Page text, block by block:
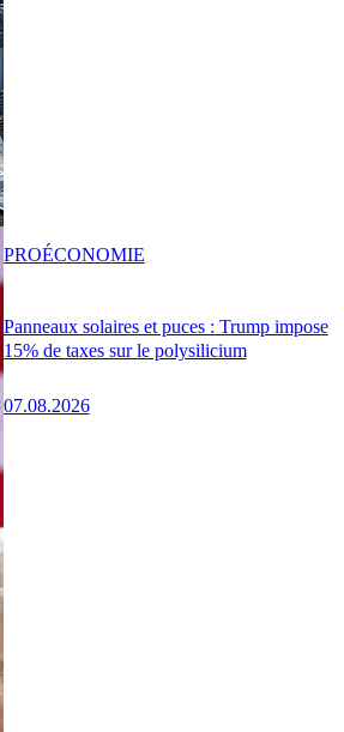
Panneaux solaires et puces : Trump impose
15% de taxes sur le polysilicium
07.08.2026
PROÉCONOMIE